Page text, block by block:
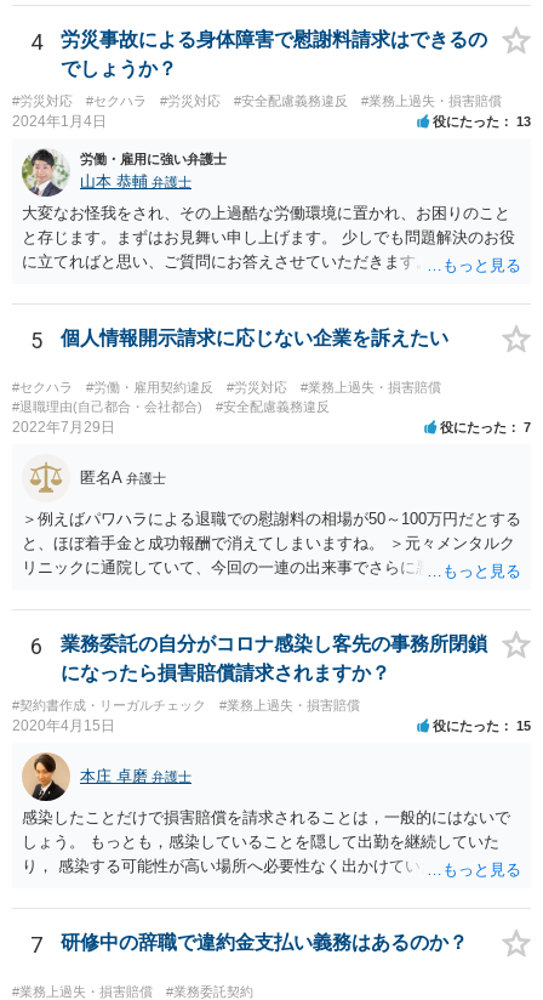
勝ち負けは、法律構成に必要な事実の主張と証拠の的確さに尽きま
す。その意味では「無益的記載事項」です。 法律的に全く意味がな
い主張で、過度に攻撃的な文章ですから、少なくとも記載する必要は
全くない事項です。 こういったことが記載された場合には、完全ス
ルーする方が印象はよいのが普通です。
4
労災事故による身体障害で慰謝料請求はできるの
でしょうか？
#労災対応 #セクハラ #労災対応 #安全配慮義務違反 #業務上過失・損害賠償
2024年1月4日 役にたった 13
労働・雇用に強い弁護士
山本 恭輔 弁護士
大変なお怪我をされ、その上過酷な労働環境に置かれ、お困りのこと
と存じます。まずはお見舞い申し上げます。 少しでも問題解決のお役
に立てればと思い、ご質問にお答えさせていただきます。 ご相談者の
我に関しては労災保険からの給付や会社からの損害賠償が、過重労働
に関しては未払残業代の支払が受けられる可能性がある事案とお見受
けします。 請求が認められる可能性や採るべき手続を検討するには、
様々な事情のヒアリングや証拠資料の検討が必要になるため、今後の
方針の検討も含め、一度面談にて法律相談をされることをおすすめし
ます。
5 個人情報開示請求に応じない企業を訴えたい
#セクハラ #労働・雇用契約違反 #労災対応
#業務上過失・損害賠償
#退職理由(自己都合・会社都合)
#安全配慮義務違反
2022年7月29日 役にたった 7
匿名A 弁護士
＞例えばパワハラによる退職での慰謝料の相場が50～100万円だとする
と、ほぼ着手金と成功報酬で消えてしまいますね。 ＞元々メンタルク
リニックに通院していて、今回の一連の出来事でさらに悪化した事実
万が一、慰謝料請求が認められるにしても金額としては微々たるもの
かと思いますが、依頼する弁護士に詳細を説明したうえで指示を仰い
だ方がいいかと思います。
6
業務委託の自分がコロナ感染し客先の事務所閉鎖
になったら損害賠償請求されますか？
#契約書作成・リーガルチェック #業務上過失・損害賠償
2020年4月15日 役にたった 15
本庄 卓磨 弁護士
感染したことだけで損害賠償を請求されることは，一般的にはないで
しょう。 もっとも，感染していることを隠して出勤を継続していた
り， 感染する可能性が高い場所へ必要性なく出かけていたりした場合
るリスクがあり得ると思います。 もし事業所閉鎖になった場合には損
害が大きくなりますので，注意が必要ですね。
7 研修中の辞職で違約金支払い義務はあるのか？
#業務上過失・損害賠償 #業務委託契約